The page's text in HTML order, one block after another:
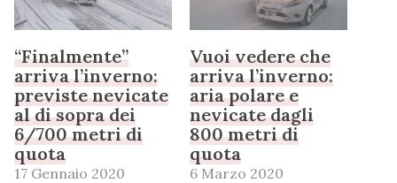
“Finalmente”
arriva l’inverno:
previste nevicate
al di sopra dei
6/700 metri di
quota
17 Gennaio 2020
Vuoi vedere che
arriva l’inverno:
aria polare e
nevicate dagli
800 metri di
quota
6 Marzo 2020